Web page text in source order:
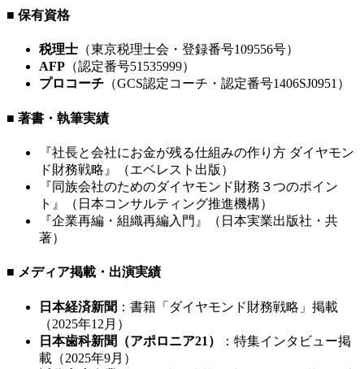
■ 保有資格
税理士 （東京税理士会・登録番号109556号）
AFP （認定番号51535999）
プロコーチ （GCS認定コーチ・認定番号1406SJ0951）
■ 著書・執筆実績
『社長と会社にお金が残る仕組みの作り方 ダイヤモン
ド財務戦略』（エベレスト出版）
『同族会社のためのダイヤモンド財務３つのポイン
ト』（日本コンサルティング推進機構）
『企業再編・組織再編入門』（日本実業出版社・共
著）
■ メディア掲載・出演実績
日本経済新聞 ：書籍「ダイヤモンド財務戦略」掲載
（2025年12月）
日本歯科新聞（アポロニア21）
：特集インタビュー掲
載（2025年9月）